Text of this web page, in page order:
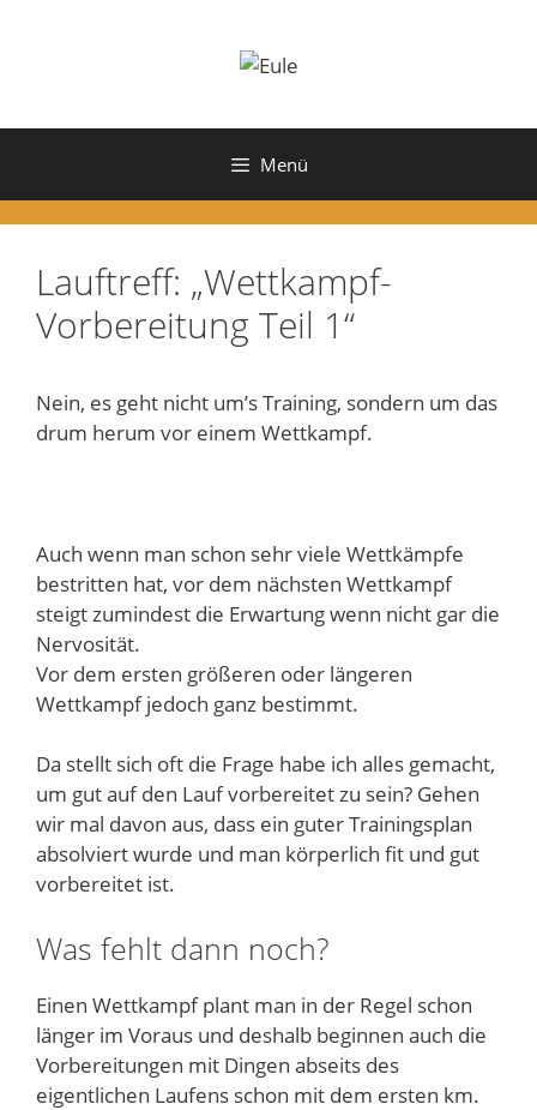
Menü
Lauftreff: „Wettkampf-
Vorbereitung Teil 1“
Nein, es geht nicht um’s Training, sondern um das
drum herum vor einem Wettkampf.
Auch wenn man schon sehr viele Wettkämpfe
bestritten hat, vor dem nächsten Wettkampf
steigt zumindest die Erwartung wenn nicht gar die
Nervosität.
Vor dem ersten größeren oder längeren
Wettkampf jedoch ganz bestimmt.
Da stellt sich oft die Frage habe ich alles gemacht,
um gut auf den Lauf vorbereitet zu sein? Gehen
wir mal davon aus, dass ein guter Trainingsplan
absolviert wurde und man körperlich fit und gut
vorbereitet ist.
Was fehlt dann noch?
Einen Wettkampf plant man in der Regel schon
länger im Voraus und deshalb beginnen auch die
Vorbereitungen mit Dingen abseits des
eigentlichen Laufens schon mit dem ersten km.